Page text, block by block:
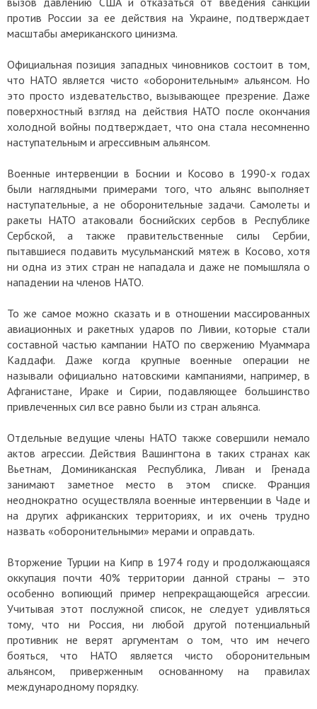
против России за ее действия на Украине, подтверждает
масштабы американского цинизма.
Официальная позиция западных чиновников состоит в том,
что НАТО является чисто «оборонительным» альянсом. Но
это просто издевательство, вызывающее презрение. Даже
поверхностный взгляд на действия НАТО после окончания
холодной войны подтверждает, что она стала несомненно
наступательным и агрессивным альянсом.
Военные интервенции в Боснии и Косово в 1990-х годах
были наглядными примерами того, что альянс выполняет
наступательные, а не оборонительные задачи. Самолеты и
ракеты НАТО атаковали боснийских сербов в Республике
Сербской, а также правительственные силы Сербии,
пытавшиеся подавить мусульманский мятеж в Косово, хотя
ни одна из этих стран не нападала и даже не помышляла о
нападении на членов НАТО.
То же самое можно сказать и в отношении массированных
авиационных и ракетных ударов по Ливии, которые стали
составной частью кампании НАТО по свержению Муаммара
Каддафи. Даже когда крупные военные операции не
называли официально натовскими кампаниями, например, в
Афганистане, Ираке и Сирии, подавляющее большинство
привлеченных сил все равно были из стран альянса.
Отдельные ведущие члены НАТО также совершили немало
актов агрессии. Действия Вашингтона в таких странах как
Вьетнам, Доминиканская Республика, Ливан и Гренада
занимают заметное место в этом списке. Франция
неоднократно осуществляла военные интервенции в Чаде и
на других африканских территориях, и их очень трудно
назвать «оборонительными» мерами и оправдать.
Вторжение Турции на Кипр в 1974 году и продолжающаяся
оккупация почти 40% территории данной страны — это
особенно вопиющий пример непрекращающейся агрессии.
Учитывая этот послужной список, не следует удивляться
тому, что ни Россия, ни любой другой потенциальный
противник не верят аргументам о том, что им нечего
бояться, что НАТО является чисто оборонительным
альянсом, приверженным основанному на правилах
международному порядку.